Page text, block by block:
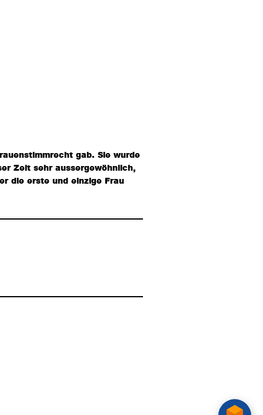
gab. Sie wurde
Zeit sehr aussergewöhnlich,
die erste und einzige Frau